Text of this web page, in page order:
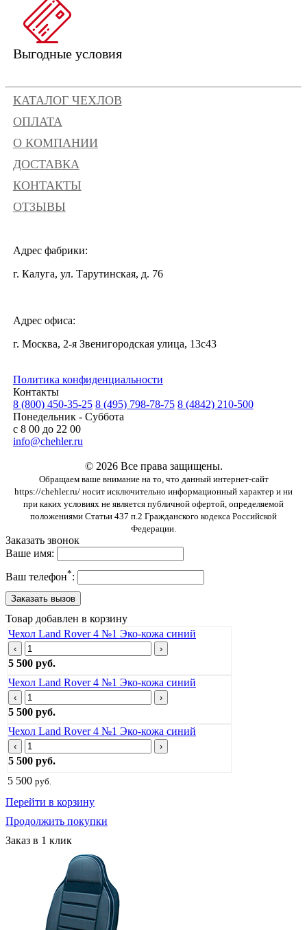
Выгодные условия
КАТАЛОГ ЧЕХЛОВ
ОПЛАТА
О КОМПАНИИ
ДОСТАВКА
КОНТАКТЫ
ОТЗЫВЫ
Адрес фабрики:
г. Калуга, ул. Тарутинская, д. 76
Адрес офиса:
г. Москва, 2-я Звенигородская улица, 13с43
Политика конфиденциальности
Контакты
8 (800) 450-35-25 8 (495) 798-78-75 8 (4842) 210-500
Понедельник - Суббота
с 8 00 до 22 00
info@chehler.ru
© 2026 Все права защищены.
Обращаем ваше внимание на то, что данный интернет-сайт
https://chehler.ru/ носит исключительно информационный характер и ни
при каких условиях не является публичной офертой, определяемой
положениями Статьи 437 п.2 Гражданского кодекса Российской
Федерации.
Заказать звонок
Ваше имя:
Ваш телефон*:
Товар добавлен в корзину
Чехол Land Rover 4 №1 Эко-кожа синий
‹ ›
5 500 руб.
Чехол Land Rover 4 №1 Эко-кожа синий
‹ ›
5 500 руб.
Чехол Land Rover 4 №1 Эко-кожа синий
‹ ›
5 500 руб.
5 500 руб.
Перейти в корзину
Продолжить покупки
Заказ в 1 клик